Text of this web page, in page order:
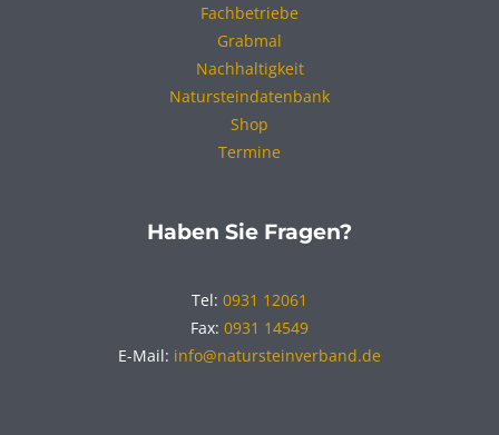
Fachbetriebe
Grabmal
Nachhaltigkeit
Natursteindatenbank
Shop
Termine
Haben Sie Fragen?
Tel: 0931 12061
Fax: 0931 14549
E-Mail: info@natursteinverband.de